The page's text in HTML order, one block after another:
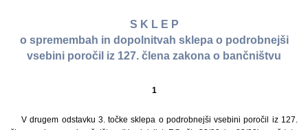
S K L E P
o spremembah in dopolnitvah sklepa o podrobnejši
vsebini poročil iz 127. člena zakona o bančništvu
1
V drugem odstavku 3. točke sklepa o podrobnejši vsebini poročil iz 127.